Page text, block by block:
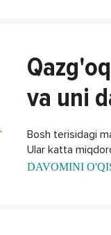
va uni
Bosh terisidagi
Ular katta
DAVOMINI